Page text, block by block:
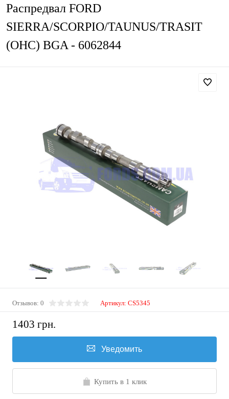
Распредвал FORD
SIERRA/SCORPIO/TAUNUS/TRASIT
(OHC) BGA - 6062844
Отзывов: 0 Артикул: CS5345
1403 грн.
Уведомить
Купить в 1 клик